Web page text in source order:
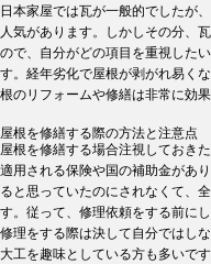
日本家屋では瓦が一般的でしたが
人気があります。しかしその分、
ので、自分がどの項目を重視した
す。経年劣化で屋根が剥がれ易く
根のリフォームや修繕は非常に効果
屋根を修繕する際の方法と注意点
屋根を修繕する場合注視しておき
適用される保険や国の補助金があ
ると思っていたのにされなくて、
す。従って、修理依頼をする前に
修理をする際は決して自分ではし
大工を趣味としている方も多いで